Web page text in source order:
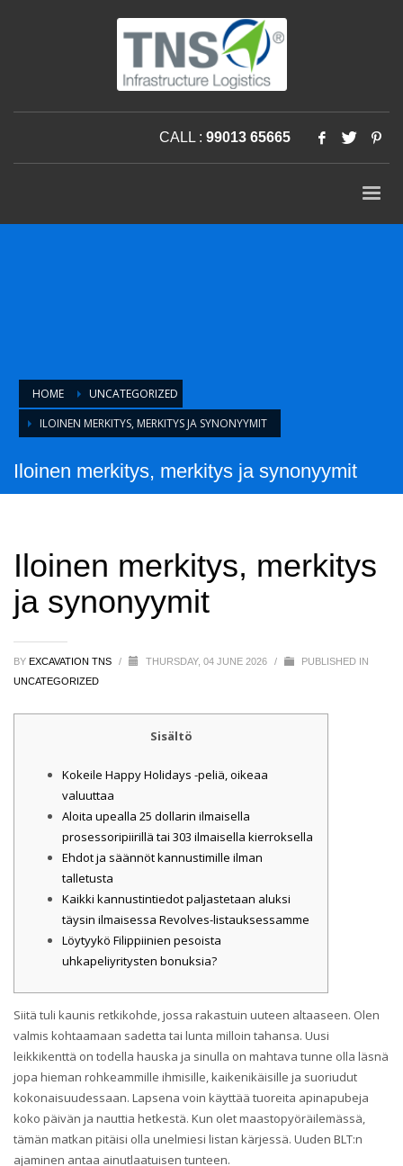
CALL : 99013 65665
HOME
UNCATEGORIZED
ILOINEN MERKITYS, MERKITYS JA SYNONYYMIT
Iloinen merkitys, merkitys ja synonyymit
Iloinen merkitys, merkitys
ja synonyymit
BY EXCAVATION TNS / THURSDAY, 04 JUNE 2026 /
PUBLISHED IN
UNCATEGORIZED
Sisältö
Kokeile Happy Holidays -peliä, oikeaa
valuuttaa
Aloita upealla 25 dollarin ilmaisella
prosessoripiirillä tai 303 ilmaisella kierroksella
Ehdot ja säännöt kannustimille ilman
talletusta
Kaikki kannustintiedot paljastetaan aluksi
täysin ilmaisessa Revolves-listauksessamme
Löytyykö Filippiinien pesoista
uhkapeliyritysten bonuksia?
Siitä tuli kaunis retkikohde, jossa rakastuin uuteen altaaseen. Olen
valmis kohtaamaan sadetta tai lunta milloin tahansa. Uusi
leikkikenttä on todella hauska ja sinulla on mahtava tunne olla läsnä
jopa hieman rohkeammille ihmisille, kaikenikäisille ja suoriudut
kokonaisuudessaan. Lapsena voin käyttää tuoreita apinapubeja
koko päivän ja nauttia hetkestä. Kun olet maastopyöräilemässä,
tämän matkan pitäisi olla unelmiesi listan kärjessä. Uuden BLT:n
ajaminen antaa ainutlaatuisen tunteen.